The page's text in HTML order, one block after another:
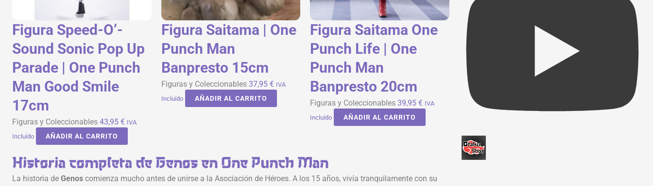
Figura Speed-O’-
Sound Sonic Pop Up
Parade | One Punch
Man Good Smile
17cm
Figuras y Coleccionables 43,95 € IVA
Incluído
AÑADIR AL CARRITO
Figura Saitama | One
Punch Man
Banpresto 15cm
Figuras y Coleccionables 37,95 € IVA
Incluído
AÑADIR AL CARRITO
Figura Saitama One
Punch Life | One
Punch Man
Banpresto 20cm
Figuras y Coleccionables39,95€ IVA
Incluído
AÑADIR AL CARRITO
Historia completa de Genos en One Punch Man
La historia de Genos comienza mucho antes de unirse a la Asociación de Héroes. A los 15 años, vivía tranquilamente con su